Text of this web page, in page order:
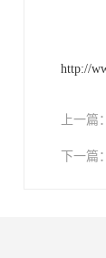
http://
上一篇：
下一篇：